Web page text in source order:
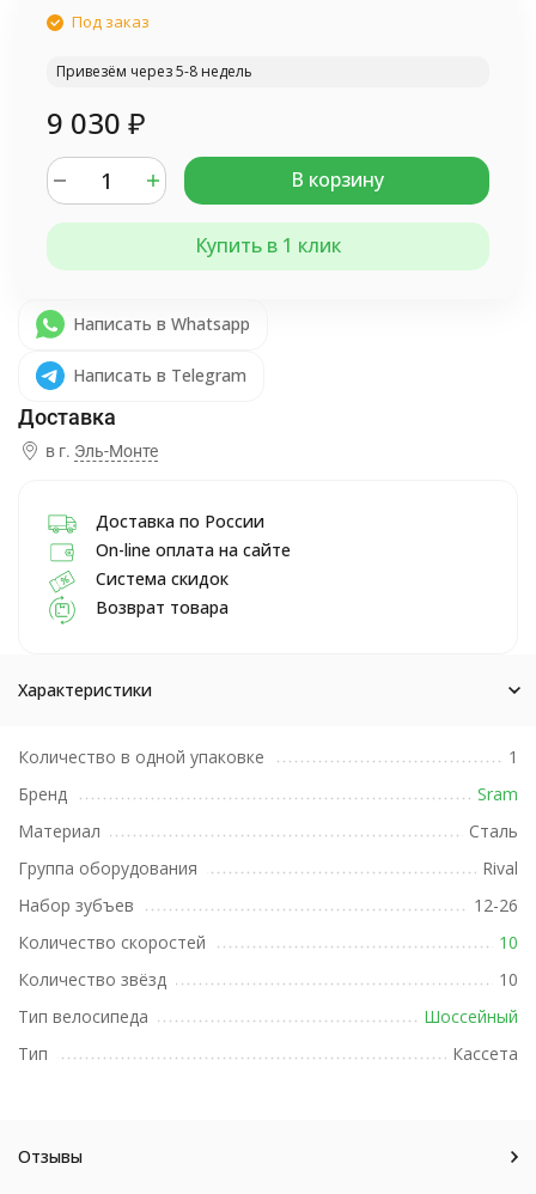
Под заказ
Привезём через 5-8 недель
9 030 ₽
В корзину
Купить в 1 клик
Написать в Whatsapp
Написать в Telegram
в г. Эль-Монте
Доставка по России
On-line оплата на сайте
Система скидок
Возврат товара
Характеристики
Количество в одной упаковке
1
Бренд
Sram
Материал
Сталь
Группа оборудования
Rival
Набор зубъев
12-26
Количество скоростей
10
Количество звёзд
10
Тип велосипеда
Шоссейный
Тип
Кассета
Отзывы